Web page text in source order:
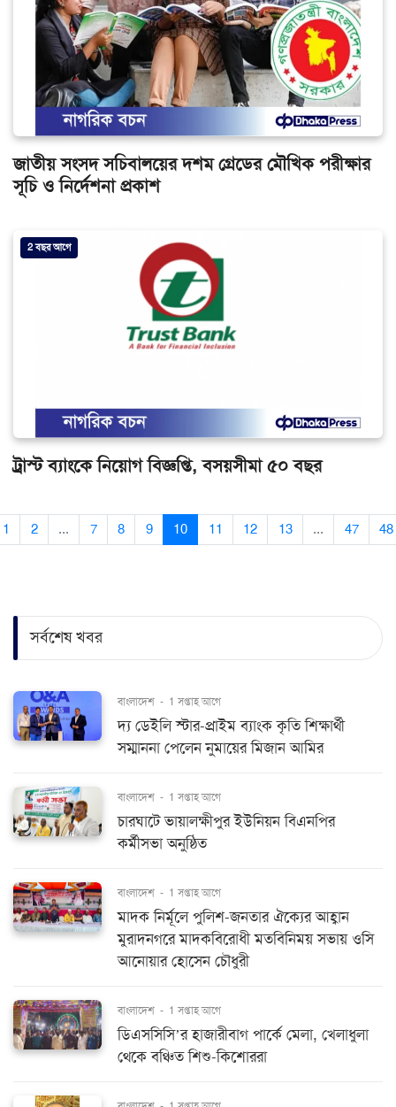
জাতীয় সংসদ সচিবালয়ের দশম গ্রেডের মৌখিক পরীক্ষার
সূচি ও নির্দেশনা প্রকাশ
2 বছর আগে
ট্রাস্ট ব্যাংকে নিয়োগ বিজ্ঞপ্তি, বসয়সীমা ৫০ বছর
1 2 ... 7 8 9 10 11 12 13 ... 47 48
সর্বশেষ খবর
বাংলাদেশ - 1 সপ্তাহ আগে
দ্য ডেইলি স্টার-প্রাইম ব্যাংক কৃতি শিক্ষার্থী
সম্মাননা পেলেন নুমায়ের মিজান আমির
বাংলাদেশ - 1 সপ্তাহ আগে
চারঘাটে ভায়ালক্ষীপুর ইউনিয়ন বিএনপির
কর্মীসভা অনুষ্ঠিত
বাংলাদেশ - 1 সপ্তাহ আগে
মাদক নির্মূলে পুলিশ-জনতার ঐক্যের আহ্বান
মুরাদনগরে মাদকবিরোধী মতবিনিময় সভায় ওসি
আনোয়ার হোসেন চৌধুরী
বাংলাদেশ - 1 সপ্তাহ আগে
ডিএসসিসি’র হাজারীবাগ পার্কে মেলা, খেলাধুলা
থেকে বঞ্চিত শিশু-কিশোররা